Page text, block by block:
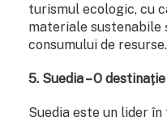
turismul ecologic, cu
materiale sustenabile
consumului de resurse.
5. Suedia – O
Suedia este un lider